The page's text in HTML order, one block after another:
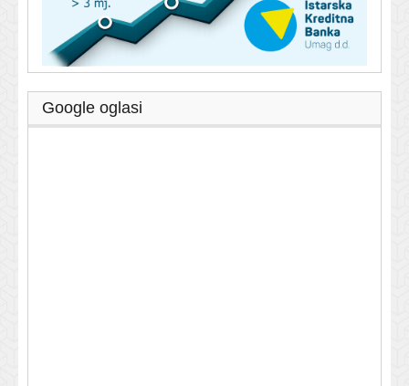
Google oglasi